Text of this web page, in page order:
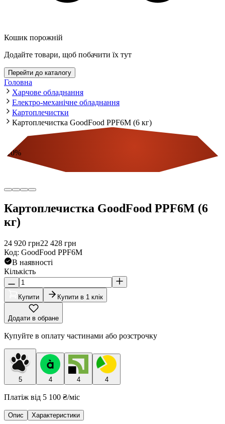
Кошик порожній
Додайте товари, щоб побачити їх тут
Перейти до каталогу
Головна
Харчове обладнання
Електро-механічне обладнання
Картоплечистки
Картоплечистка GoodFood PPF6M (6 кг)
10%
Картоплечистка GoodFood PPF6M (6
кг)
24 920 грн22 428 грн
Код: GoodFood PPF6M
В наявності
Кількість
Купити Купити в 1 клік
Додати в обране
Купуйте в оплату частинами або розстрочку
5 4 4 4
Платіж від 5 100 ₴/міс
Опис Характеристики